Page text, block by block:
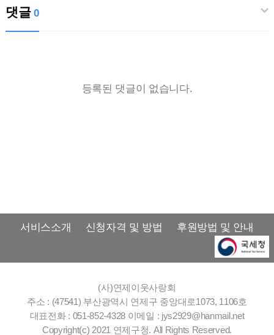
댓글0
등록된 댓글이 없습니다.
서비스소개 신청자격 및 방법 후원방법 및 안내
(사)연제이웃사랑회
주소 : (47541) 부산광역시 연제구 중앙대로1073, 1106호
대표전화 : 051-852-4328 이메일 : jys2929@hanmail.net
Copyright(c) 2021 연제구청. All Rights Reserved.